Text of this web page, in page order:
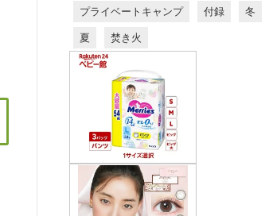
プライベートキャンプ 付録 冬
夏 焚き火